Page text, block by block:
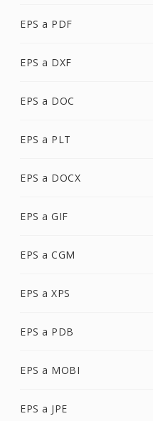
EPS a PDF
EPS a DXF
EPS a DOC
EPS a PLT
EPS a DOCX
EPS a GIF
EPS a CGM
EPS a XPS
EPS a PDB
EPS a MOBI
EPS a JPE